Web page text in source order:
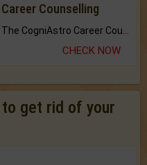
Career Counselling
CHECK NOW
get rid of your